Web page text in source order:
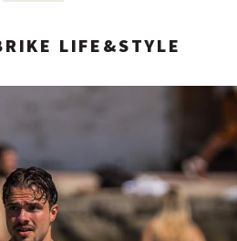
LIFE&STYLE